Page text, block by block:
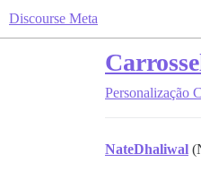
Discourse Meta
Personalização
NateDhaliwal